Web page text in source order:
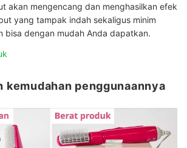
akan mengencang dan menghasilkan efek
yang tampak indah sekaligus minim
bisa dengan mudah Anda dapatkan.
kemudahan penggunaannya